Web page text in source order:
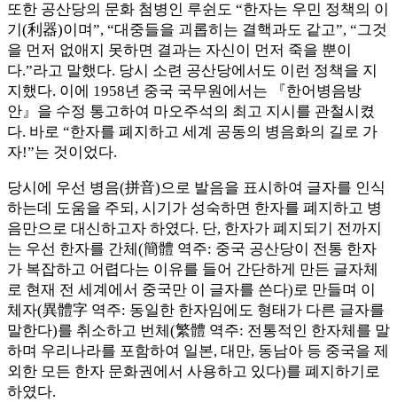
또한 공산당의 문화 첨병인 루쉰도 “한자는 우민 정책의 이
기(利器)이며”, “대중들을 괴롭히는 결핵과도 같고”, “그것
을 먼저 없애지 못하면 결과는 자신이 먼저 죽을 뿐이
다.”라고 말했다. 당시 소련 공산당에서도 이런 정책을 지
지했다. 이에 1958년 중국 국무원에서는 『한어병음방
안』을 수정 통고하여 마오주석의 최고 지시를 관철시켰
다. 바로 “한자를 폐지하고 세계 공동의 병음화의 길로 가
자!”는 것이었다.
당시에 우선 병음(拼音)으로 발음을 표시하여 글자를 인식
하는데 도움을 주되, 시기가 성숙하면 한자를 폐지하고 병
음만으로 대신하고자 하였다. 단, 한자가 폐지되기 전까지
는 우선 한자를 간체(簡體 역주: 중국 공산당이 전통 한자
가 복잡하고 어렵다는 이유를 들어 간단하게 만든 글자체
로 현재 전 세계에서 중국만 이 글자를 쓴다)로 만들며 이
체자(異體字 역주: 동일한 한자임에도 형태가 다른 글자를
말한다)를 취소하고 번체(繁體 역주: 전통적인 한자체를 말
하며 우리나라를 포함하여 일본, 대만, 동남아 등 중국을 제
외한 모든 한자 문화권에서 사용하고 있다)를 폐지하기로
하였다.